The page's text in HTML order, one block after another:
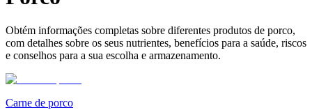
Obtém informações completas sobre diferentes produtos de porco,
com detalhes sobre os seus nutrientes, benefícios para a saúde, riscos
e conselhos para a sua escolha e armazenamento.
Carne de porco